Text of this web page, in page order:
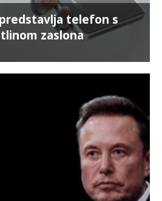
telefon s
zaslona